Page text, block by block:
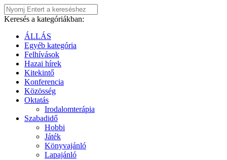
Keresés a kategóriákban:
ÁLLÁS
Egyéb kategória
Felhívások
Hazai hírek
Kitekintő
Konferencia
Közösség
Oktatás
Irodalomterápia
Szabadidő
Hobbi
Játék
Könyvajánló
Lapajánló